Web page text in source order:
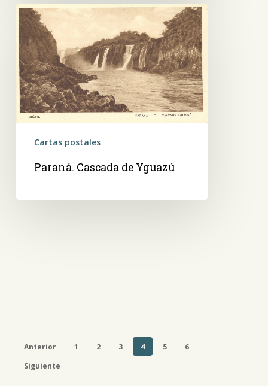
Paraná.
Cascada
de
Yguazú
Cartas postales
Paraná. Cascada de Yguazú
Anterior 1 2 3 4 5
6
Siguiente